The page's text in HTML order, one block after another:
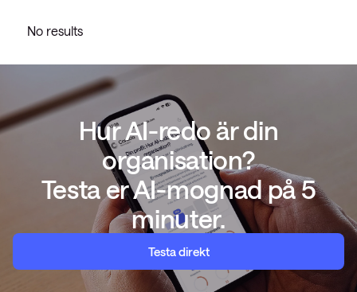
No results
Hur AI-redo är din
organisation?
Testa er AI-mognad på 5
minuter.
Testa direkt